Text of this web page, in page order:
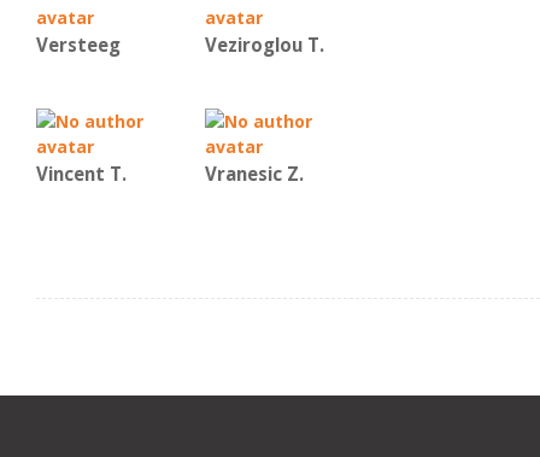
Versteeg Veziroglou T.
Vincent Τ. Vranesic Ζ.